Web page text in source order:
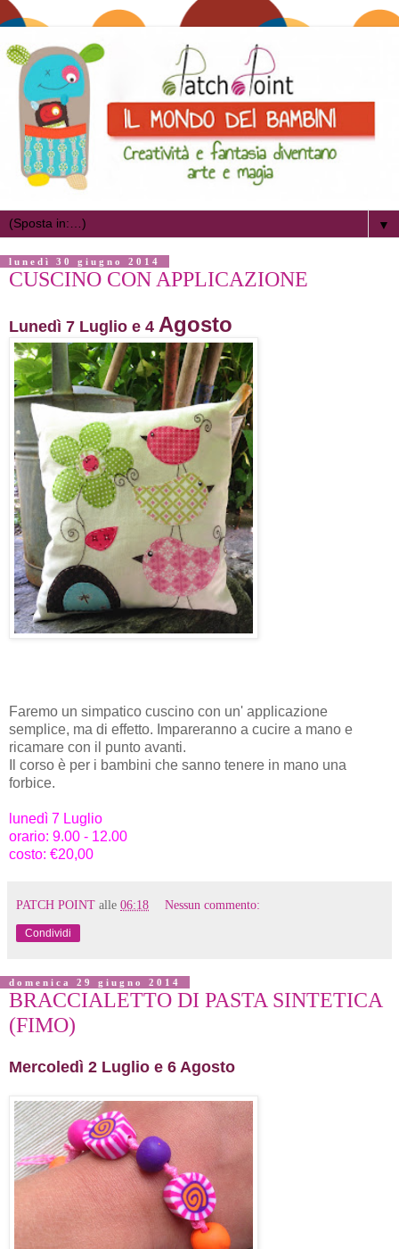
▼
lunedì 30 giugno 2014
CUSCINO CON APPLICAZIONE
Lunedì 7 Luglio e 4 Agosto
Faremo un simpatico cuscino con un' applicazione
semplice, ma di effetto. Impareranno a cucire a mano e
ricamare con il punto avanti.
Il corso è per i bambini che sanno tenere in mano una
forbice.
lunedì 7 Luglio
orario: 9.00 - 12.00
costo: €20,00
PATCH POINT alle 06:18 Nessun commento:
Condividi
domenica 29 giugno 2014
BRACCIALETTO DI PASTA SINTETICA
(FIMO)
Mercoledì 2 Luglio e 6 Agosto